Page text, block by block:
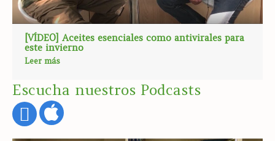
[VÍDEO] Aceites esenciales como antivirales para
este invierno
Leer más
Escucha nuestros Podcasts